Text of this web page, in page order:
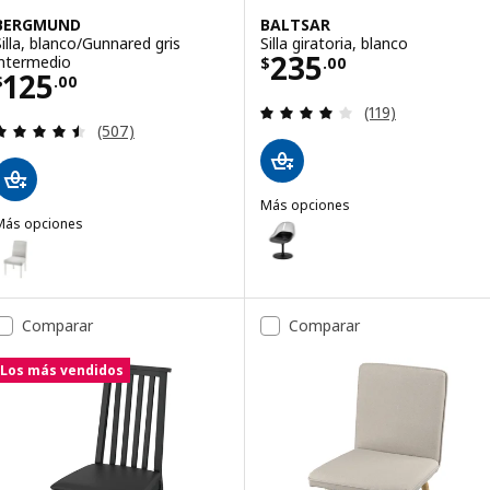
blanco/Gunnared gris
125.00 $ 125.00
Evaluación: 4.5 de 5 estrellas. Evaluaciones
(507)
opciones
BERGMUND, Silla, blanco/Orrsta gris claro
BALTSAR
Silla giratoria, blanco
$235.00
Precio $ 235.00
Evaluación:
(119)
Más opciones
BALTSAR
Opción: BALTSAR, Silla
Comparar
Los más vendidos
Comparar